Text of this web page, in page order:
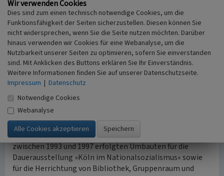
Zeiten der Gestapo verhört und gefoltert worden waren.
Das Haus befindet sich heute nach wie vor im Besitz der
Familie Dahmen. Mieter im Jahr 2010 sind das NS-
Dokumentationszentrum, das Rechts- und
Versicherungsamt und der Personalrat für das
Kulturdezernat. Im Erdgeschoss des Hauses
Appellhofplatz 21 ist eine Galerie untergebracht, deren
Räume jedoch spätestens im Juli 2012 an das NS-
ist eine Wohnung privat vermietet. Die größten baulichen
Veränderungen seit dem 1949 fertig gestellten Anbau
waren erforderlich für die 1981 eingeweihte und 2009
erweiterte Gedenkstätte Gestapogefängnis und die
zwischen 1993 und 1997 erfolgten Umbauten für die
Dauerausstellung »Köln im Nationalsozialismus« sowie
für die Herrichtung von Bibliothek, Gruppenraum und
Wir verwenden Cookies
Dies sind zum einen technisch notwendige Cookies, um die
Funktionsfähigkeit der Seiten sicherzustellen. Diesen können Sie
nicht widersprechen, wenn Sie die Seite nutzen möchten. Darüber
hinaus verwenden wir Cookies für eine Webanalyse, um die
Nutzbarkeit unserer Seiten zu optimieren, sofern Sie einverstanden
sind. Mit Anklicken des Buttons erklären Sie Ihr Einverständnis.
Weitere Informationen finden Sie auf unserer Datenschutzseite.
Impressum | Datenschutz
Notwendige Cookies
Webanalyse